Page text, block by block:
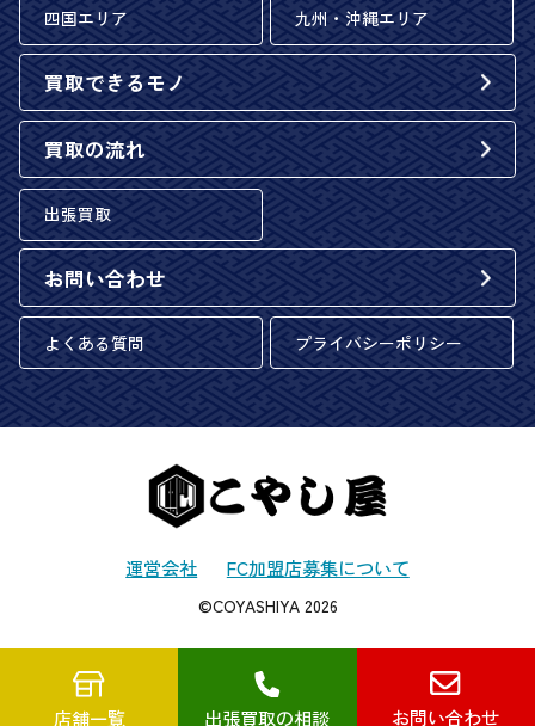
四国エリア 九州・沖縄エリア
買取できるモノ
買取の流れ
出張買取
お問い合わせ
よくある質問 プライバシーポリシー
運営会社 FC加盟店募集について
©COYASHIYA 2026
店舗一覧 出張買取の相談 お問い合わせ